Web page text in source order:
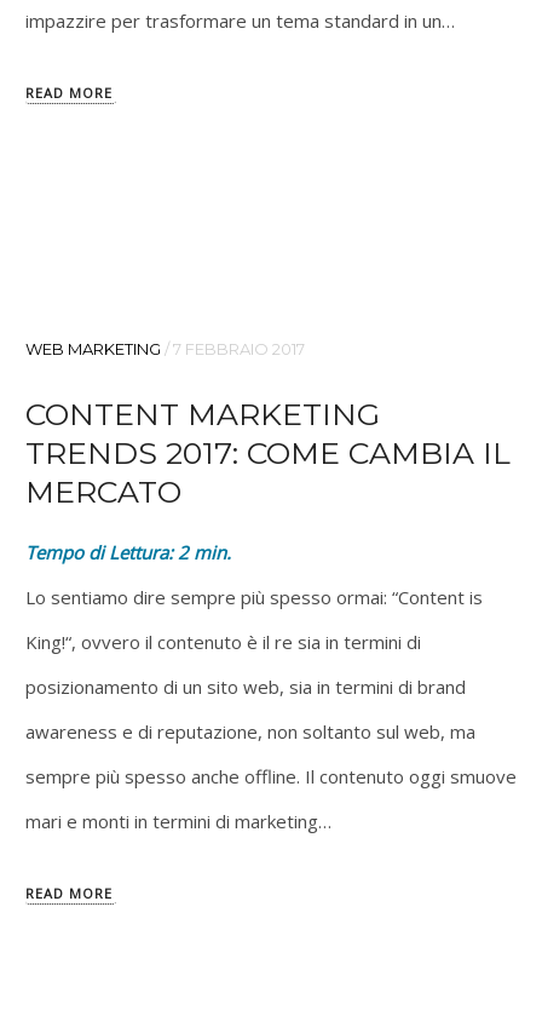
impazzire per trasformare un tema standard in un…
READ MORE
WEB MARKETING /7 FEBBRAIO 2017
CONTENT MARKETING
TRENDS 2017: COME CAMBIA IL
MERCATO
Tempo di Lettura:2 min.
Lo sentiamo dire sempre più spesso ormai: “Content is
King!“, ovvero il contenuto è il re sia in termini di
posizionamento di un sito web, sia in termini di brand
awareness e di reputazione, non soltanto sul web, ma
sempre più spesso anche offline. Il contenuto oggi smuove
mari e monti in termini di marketing…
READ MORE